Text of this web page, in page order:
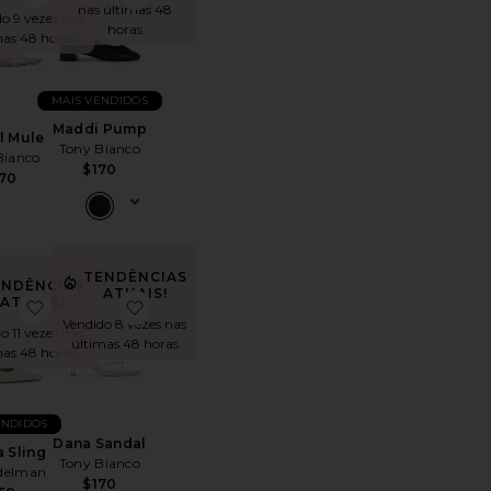
9 vezes nas
48 horas
Mule
nas últimas 48
horas
Maddi Pump
Tony Bianco
$170
MAIS VENDIDOS
Pump
ATUAIS!
11 vezes nas
48 horas
Sling
favoritoBianka Sling
TENDÊNCIAS
ATUAIS!
Vendido 8 vezes nas
últimas 48 horas
Dana Sandal
Tony Bianco
$170